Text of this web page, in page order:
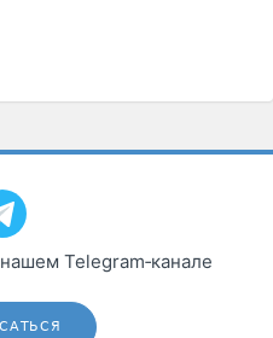
Telegram‑канале